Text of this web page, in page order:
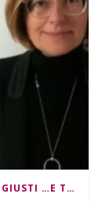
IL MUSA: UN RIEPILOGO, CON VALERIA GIUSTI …E TANTI OSPITI